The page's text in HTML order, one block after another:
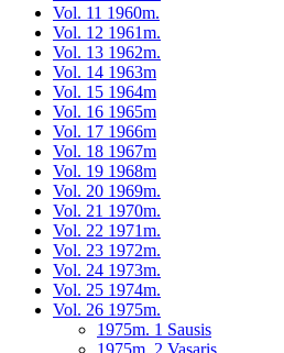
Vol. 11 1960m.
Vol. 12 1961m.
Vol. 13 1962m.
Vol. 14 1963m
Vol. 15 1964m
Vol. 16 1965m
Vol. 17 1966m
Vol. 18 1967m
Vol. 19 1968m
Vol. 20 1969m.
Vol. 21 1970m.
Vol. 22 1971m.
Vol. 23 1972m.
Vol. 24 1973m.
Vol. 25 1974m.
Vol. 26 1975m.
1975m. 1 Sausis